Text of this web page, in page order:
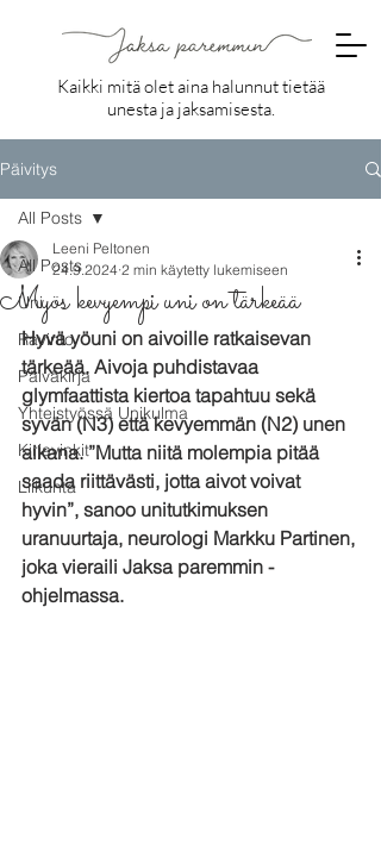
Kaikki mitä olet aina halunnut tietää
unesta ja jaksamisesta.
Päivitys
All Posts
Uni
Ravinto
Päiväkirja
Yhteistyössä Unikulma
Kirjavinkit
Liikunta
All Posts
Myös kevyempi uni on tärkeää
Leeni Peltonen
24.9.2024 2 min käytetty lukemiseen
Hyvä yöuni on aivoille ratkaisevan
tärkeää. Aivoja puhdistavaa
glymfaattista kiertoa tapahtuu sekä
syvän (N3) että kevyemmän (N2) unen
aikana. ”Mutta niitä molempia pitää
saada riittävästi, jotta aivot voivat
hyvin”, sanoo unitutkimuksen
uranuurtaja, neurologi Markku Partinen,
joka vieraili Jaksa paremmin -
ohjelmassa.